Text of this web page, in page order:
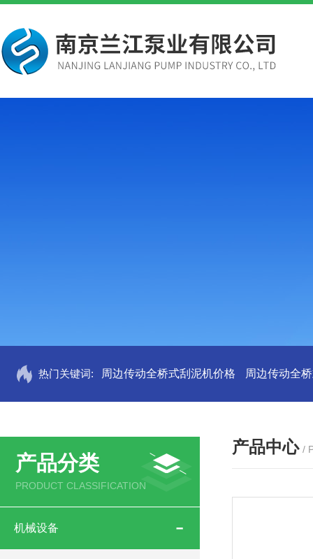
热门关键词: 周边传动全桥式刮泥机价格 周边传动全
产品分类
PRODUCT CLASSIFICATION
机械设备
产品中心 /